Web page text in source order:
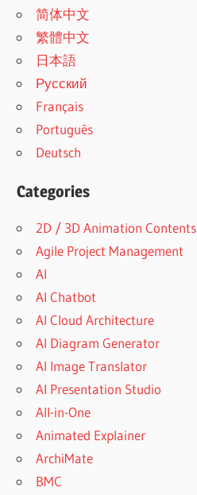
简体中文
繁體中文
日本語
Русский
Français
Português
Deutsch
Categories
2D / 3D Animation Contents
Agile Project Management
AI
AI Chatbot
AI Cloud Architecture
AI Diagram Generator
AI Image Translator
AI Presentation Studio
All-in-One
Animated Explainer
ArchiMate
BMC